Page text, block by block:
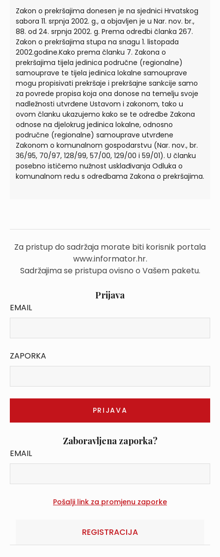
Zakon o prekršajima donesen je na sjednici Hrvatskog
sabora 11. srpnja 2002. g., a objavljen je u Nar. nov. br.,
88. od 24. srpnja 2002. g. Prema odredbi članka 267.
Zakon o prekršajima stupa na snagu 1. listopada
2002.godine.Kako prema članku 7. Zakona o
prekršajima tijela jedinica područne (regionalne)
samouprave te tijela jedinica lokalne samouprave
mogu propisivati prekršaje i prekršajne sankcije samo
za povrede propisa koja ona donose na temelju svoje
nadležnosti utvrđene Ustavom i zakonom, tako u
ovom članku ukazujemo kako se te odredbe Zakona
odnose na djelokrug jedinica lokalne, odnosno
područne (regionalne) samouprave utvrđene
Zakonom o komunalnom gospodarstvu (Nar. nov., br.
36/95, 70/97, 128/99, 57/00, 129/00 i 59/01). U članku
posebno ističemo nužnost usklađivanja Odluka o
komunalnom redu s odredbama Zakona o prekršajima.
Za pristup do sadržaja morate biti korisnik portala
www.informator.hr.
Sadržajima se pristupa ovisno o Vašem paketu.
Prijava
EMAIL
ZAPORKA
Zaboravljena zaporka?
EMAIL
REGISTRACIJA